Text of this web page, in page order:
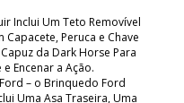
Inclui Um Teto Removível
Peruca e Chave
da Dark Horse Para
Encenar a Ação.
– o Brinquedo Ford
Uma Asa Traseira, Uma